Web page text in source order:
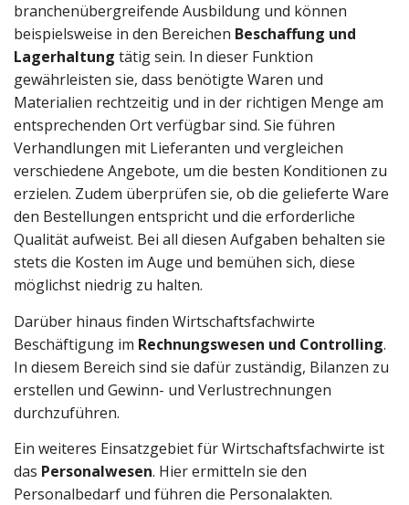
branchenübergreifende Ausbildung und können
beispielsweise in den Bereichen Beschaffung und
Lagerhaltung tätig sein. In dieser Funktion
gewährleisten sie, dass benötigte Waren und
Materialien rechtzeitig und in der richtigen Menge am
entsprechenden Ort verfügbar sind. Sie führen
Verhandlungen mit Lieferanten und vergleichen
verschiedene Angebote, um die besten Konditionen zu
erzielen. Zudem überprüfen sie, ob die gelieferte Ware
den Bestellungen entspricht und die erforderliche
Qualität aufweist. Bei all diesen Aufgaben behalten sie
stets die Kosten im Auge und bemühen sich, diese
möglichst niedrig zu halten.
Darüber hinaus finden Wirtschaftsfachwirte
Beschäftigung im Rechnungswesen und Controlling.
In diesem Bereich sind sie dafür zuständig, Bilanzen zu
erstellen und Gewinn- und Verlustrechnungen
durchzuführen.
Ein weiteres Einsatzgebiet für Wirtschaftsfachwirte ist
das Personalwesen. Hier ermitteln sie den
Personalbedarf und führen die Personalakten.